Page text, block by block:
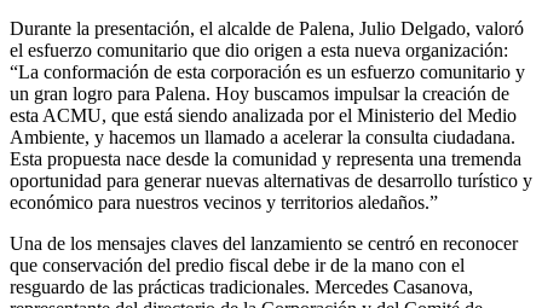
Durante la presentación, el alcalde de Palena, Julio Delgado, valoró
el esfuerzo comunitario que dio origen a esta nueva organización:
“La conformación de esta corporación es un esfuerzo comunitario y
un gran logro para Palena. Hoy buscamos impulsar la creación de
esta ACMU, que está siendo analizada por el Ministerio del Medio
Ambiente, y hacemos un llamado a acelerar la consulta ciudadana.
Esta propuesta nace desde la comunidad y representa una tremenda
oportunidad para generar nuevas alternativas de desarrollo turístico y
económico para nuestros vecinos y territorios aledaños.”
Una de los mensajes claves del lanzamiento se centró en reconocer
que conservación del predio fiscal debe ir de la mano con el
resguardo de las prácticas tradicionales. Mercedes Casanova,